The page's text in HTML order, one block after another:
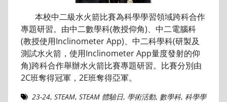
本校中二級水火箭比賽為科學學習領域跨科合作
專題研習。由中二數學科(教授仰角)、中二電腦科
(教授使用Inclinometer App)、中二科學科(研製及
測試水火箭，使用Inclinometer App量度發射的仰
角)跨科合作舉辦水火箭比賽專題研習。比賽分別由
2C班奪得冠軍，2E班奪得亞軍。
23-24, STEAM, STEAM 體驗日, 學術活動, 數學科, 科學學